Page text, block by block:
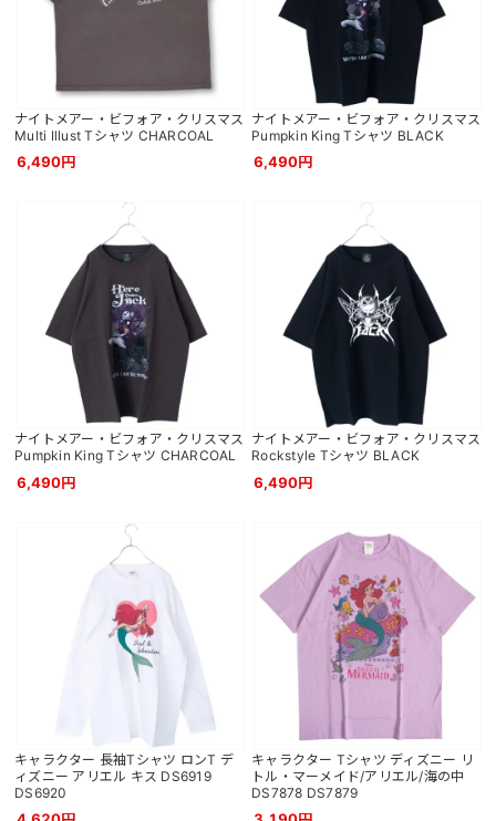
ナイトメアー・ビフォア・クリスマス
Multi Illust Tシャツ CHARCOAL
6,490円
ナイトメアー・ビフォア・クリスマス
Pumpkin King Tシャツ BLACK
6,490円
ナイトメアー・ビフォア・クリスマス
Pumpkin King Tシャツ CHARCOAL
6,490円
ナイトメアー・ビフォア・クリスマス
Rockstyle Tシャツ BLACK
6,490円
キャラクター 長袖Tシャツ ロンT デ
ィズニー アリエル キス DS6919
DS6920
キャラクター Tシャツ ディズニー リ
トル・マーメイド/アリエル/海の中
DS7878 DS7879